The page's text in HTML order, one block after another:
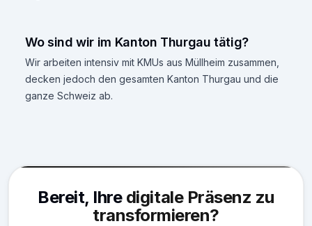
Wo sind wir im Kanton Thurgau tätig?
Wir arbeiten intensiv mit KMUs aus Müllheim zusammen,
decken jedoch den gesamten Kanton Thurgau und die
ganze Schweiz ab.
Bereit, Ihre digitale Präsenz zu
transformieren?